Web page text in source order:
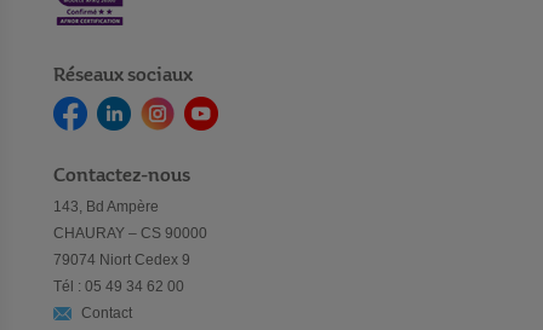
Réseaux sociaux
Contactez-nous
143, Bd Ampère
CHAURAY – CS 90000
79074 Niort Cedex 9
Tél : 05 49 34 62 00
Contact